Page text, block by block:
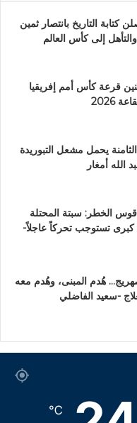
كتابة التاريخ بانتصار ثمين
إلى كأس العالم
قرعة كأس أمم إفريقيا
2026
يحمل مشعل التبوريدة
أمغار
الخطر: سبتة المحتلة
كبرى تستوجب تحركاً عاجلاً-
هُدم المبنى، وهُدم معه
-سعيد الفاضلي
℃